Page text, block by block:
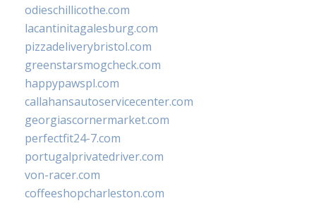
odieschillicothe.com
lacantinitagalesburg.com
pizzadeliverybristol.com
greenstarsmogcheck.com
happypawspl.com
callahansautoservicecenter.com
georgiascornermarket.com
perfectfit24-7.com
portugalprivatedriver.com
von-racer.com
coffeeshopcharleston.com